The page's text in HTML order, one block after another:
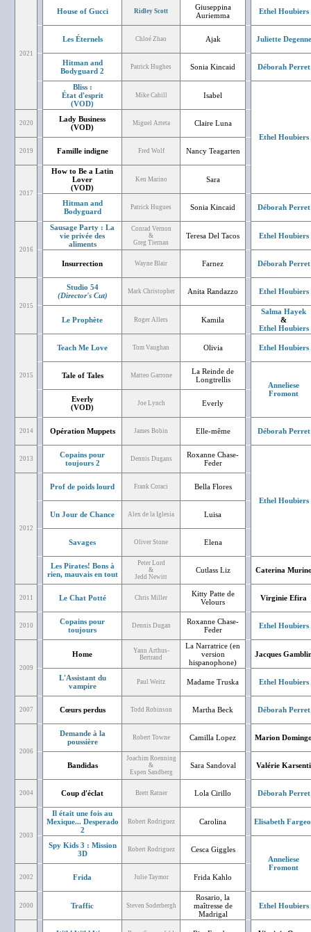
2021
House of Gucci Ridley Scott
Giuseppina
Auriemma
Ethel Houbiers
Les Éternels Chloé Zhao Ajak Juliette Degenne
Hitman and
Bodyguard 2
Patrick Hughes Sonia Kincaid Déborah Perret
Bliss :
État d'esprit
(VOD)
Mike Cahill Isabel
Ethel Houbiers
2020
Lady Business
(VOD)
Miguel Arteta Claire Luna
2019 Famille indigne Fred Wolf Nancy Teagarten
2017
How to Be a Latin
Lover
(VOD)
Ken Marino Sara
Hitman and
Bodyguard
Patrick Hugues Sonia Kincaid Déborah Perret
2016
Sausage Party : La
vie privée des
aliments
Conrad Vernon
&
Greg Tiernan
Teresa Del Tacos Ethel Houbiers
Insurrection Wayne Blair Farnez Déborah Perret
2015
Studio 54
(Director's Cut)
Mark Christopher Anita Randazzo Ethel Houbiers
Le Prophète Roger Allers Kamila
Salma Hayek
&
Ethel Houbiers
2015
Teach Me Love Tom Vaughan Olivia Ethel Houbiers
Tale of Tales Matteo Garrone
La Reinde de
Longtrellis
Anneliese
Fromont
Everly
(VOD)
Joe Lynch Everly
2014 Opération Muppets James Bobin Elle-même Déborah Perret
2013
Copains pour
toujours 2
Dennis Dugans
Roxanne Chase-
Feder
Ethel Houbiers
2012
Prof de poids lourd Frank Coraci Bella Flores
Un Jour de Chance Alex de la Iglesia Luisa
Savages Oliver Stone Elena
Les Pirates! Bons à
rien, mauvais en tout
Peter Lord
&
Jedd Newitt
Cutlass Liz Caterina
2011 Le Chat Potté Chris Miller
Kitty Patte de
Velours
Virginie Efira
2010
Copains pour
toujours
Dennis Dugan
Roxanne Chase-
Feder
Ethel Houbiers
2009
Home
Yann Arthus-
Bertrand
La Narratrice (en
version
hispanophone)
Jacques
L'Assistant du
vampire
Paul Weitz Madame Truska Ethel Houbiers
2007 Cœurs perdus Todd Robinson Martha Beck Déborah Perret
2006
Demande à la
poussière
Robert Towne Camilla Lopez Marion
Bandidas
Joachim Roenning
&
Espen Sandberg
Sara Sandoval Valérie Karsenti
2004 Coup d'éclat Brett Ratner Lola Cirillo Déborah Perret
2003
Il était une fois au
Mexique... Desperado
2
Robert Rodriguez Carolina Elisabeth
Spy Kids 3 : Mission
3D
Robert Rodriguez
Cesca Giggles
Anneliese
Fromont
2002 Frida Julie Taymor Frida Kahlo
2000 Traffic Steven Soderbergh
Rosario, la
maîtresse de
Madrigal
Ethel Houbiers